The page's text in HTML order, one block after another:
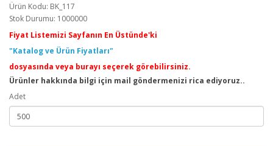
Ürün Kodu: BK_117
Stok Durumu: 1000000
Fiyat Listemizi Sayfanın En Üstünde'ki
"Katalog ve Ürün Fiyatları"
dosyasında veya burayı seçerek görebilirsiniz.
Ürünler hakkında bilgi için mail göndermenizi rica ediyoruz..
Adet